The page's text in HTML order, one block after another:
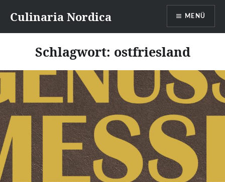
zumCulinaria Nordica MENÜ
Schlagwort: ostfriesland